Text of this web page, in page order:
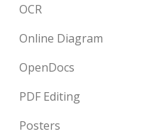
OCR
Online Diagram
OpenDocs
PDF Editing
Posters